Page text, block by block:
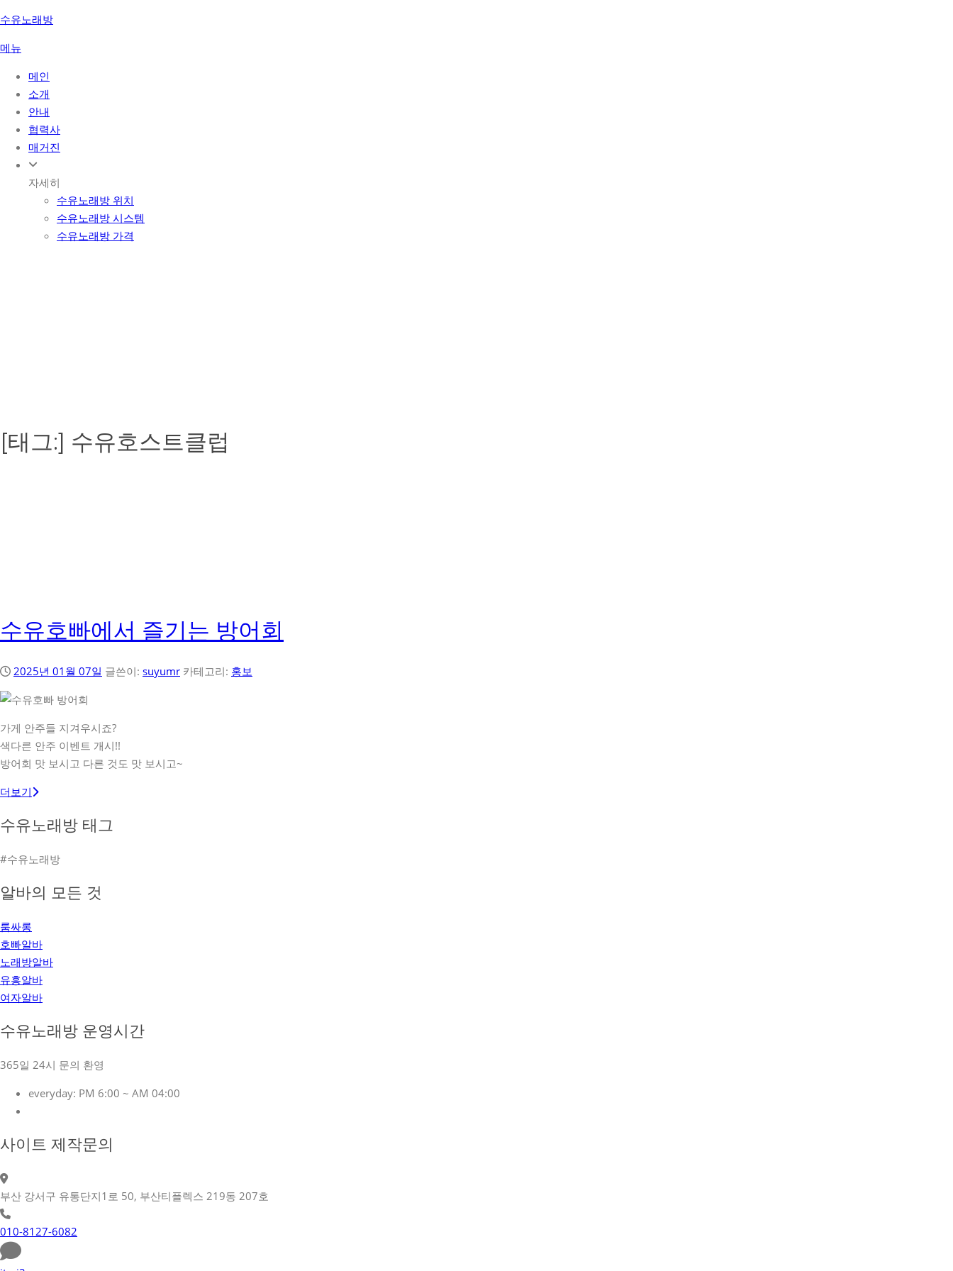
콘
츠
수유노래방
메뉴
메인
소개
안내
협력사
매거진
자세히
수유노래방 위치
수유노래방 시스템
수유노래방 가격
[태그:] 수유호스트클럽
수유호빠에서 즐기는 방어회
2025년 01월 07일 글쓴이: suyumr 카테고리: 홍보
가게 안주들 지겨우시죠?
색다른 안주 이벤트 개시!!
방어회 맛 보시고 다른 것도 맛 보시고~
더보기
수유노래방 태그
#수유노래방
알바의 모든 것
룸싸롱
호빠알바
노래방알바
유흥알바
여자알바
수유노래방 운영시간
365일 24시 문의 환영
everyday: PM 6:00 ~ AM 04:00
사이트 제작문의
부산 강서구 유통단지1로 50, 부산티플렉스 219동 207호
010-8127-6082